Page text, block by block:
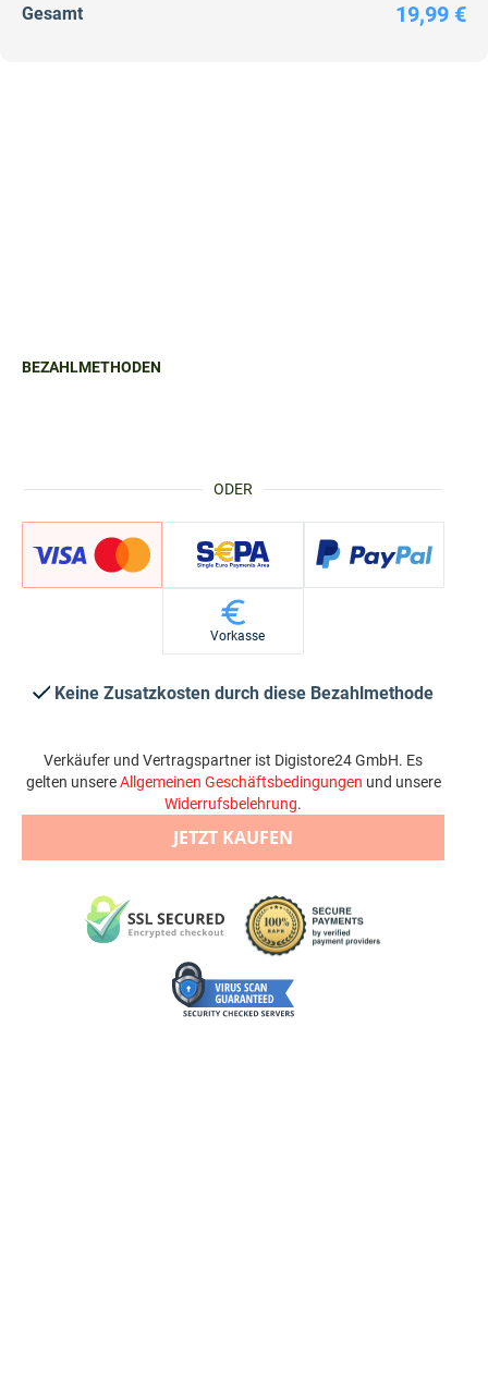
Gesamt 19,99 €
ODER
BEZAHLMETHODEN
Vorkasse
Keine Zusatzkosten durch diese Bezahlmethode
Verkäufer und Vertragspartner ist Digistore24 GmbH. Es
gelten unsereAllgemeinen Geschäftsbedingungen und unsere
Widerrufsbelehrung.
JETZT KAUFEN